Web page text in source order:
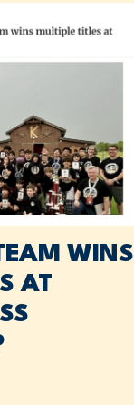
WINS
AT